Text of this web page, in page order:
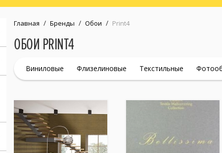
Главная / Бренды / Обои / Print4
ОБОИ PRINT4
Виниловые Флизелиновые Текстильные